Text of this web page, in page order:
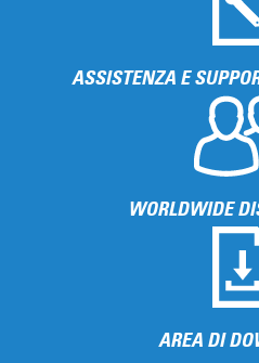
ASSISTENZA E
WORLDWIDE
AREA DI